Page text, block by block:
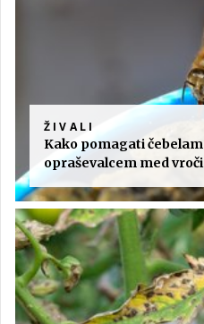
ŽIVALI
Kako pomagati
opraševalcem med